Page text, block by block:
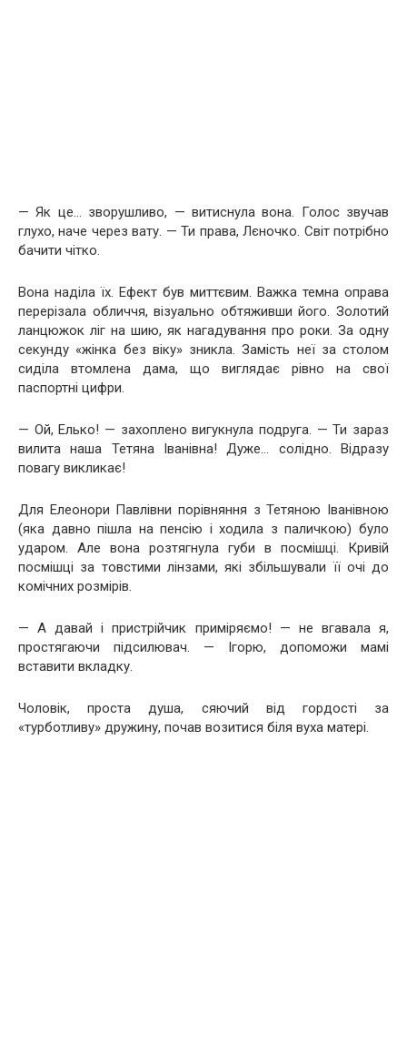
— Як це… зворушливо, — витиснула вона. Голос звучав
глухо, наче через вату. — Ти права, Лєночко. Світ потрібно
бачити чітко.
Вона наділа їх. Ефект був миттєвим. Важка темна оправа
перерізала обличчя, візуально обтяживши його. Золотий
ланцюжок ліг на шию, як нагадування про роки. За одну
секунду «жінка без віку» зникла. Замість неї за столом
сиділа втомлена дама, що виглядає рівно на свої
паспортні цифри.
— Ой, Елько! — захоплено вигукнула подруга. — Ти зараз
вилита наша Тетяна Іванівна! Дуже… солідно. Відразу
повагу викликає!
Для Елеонори Павлівни порівняння з Тетяною Іванівною
(яка давно пішла на пенсію і ходила з паличкою) було
ударом. Але вона розтягнула губи в посмішці. Кривій
посмішці за товстими лінзами, які збільшували її очі до
комічних розмірів.
— А давай і пристрійчик приміряємо! — не вгавала я,
простягаючи підсилювач. — Ігорю, допоможи мамі
вставити вкладку.
Чоловік, проста душа, сяючий від гордості за
«турботливу» дружину, почав возитися біля вуха матері.